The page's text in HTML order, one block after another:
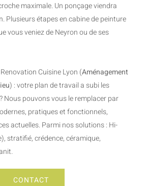
maximale. Un ponçage viendra
Plusieurs étapes en cabine de peinture
vous veniez de Neyron ou de ses
Cuisine Lyon (Aménagement
) : votre plan de travail a subi les
Nous pouvons vous le remplacer par
pratiques et fonctionnels,
actuelles. Parmi nos solutions : Hi-
stratifié, crédence, céramique,
CONTACT